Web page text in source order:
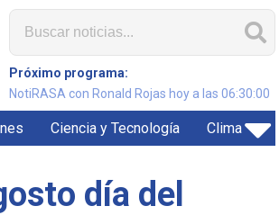
Próximo programa:
NotiRASA con Ronald Rojas hoy a las 06:30:00
Ciencia y Tecnología Clima
día del